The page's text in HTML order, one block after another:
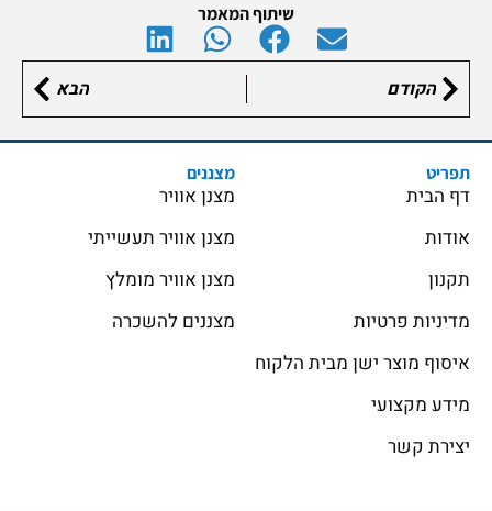
שיתוף המאמר
הקודם הבא
תפריט
דף הבית
אודות
תקנון
מדיניות פרטיות
איסוף מוצר ישן מבית הלקוח
מידע מקצועי
יצירת קשר
מצננים
מצנן אוויר
מצנן אוויר תעשייתי
מצנן אוויר מומלץ
מצננים להשכרה